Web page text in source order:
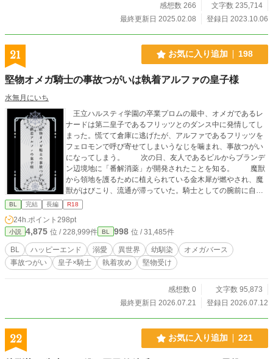
も6人目のセフレへと昇格した。 少しでも面倒に思われない
よう『経験はある』と嘘をつき、陽太と関係をもつ。しかし
も※付けてます 一言でも感想いただけると、嬉しいですし、
感想数 266
文字数 235,714
最終更新日 2025.02.08
登録日 2023.10.06
21 お気に入り追加 198
堅物オメガ騎士の事故つがいは執着アルファの皇子様
水無月にいち
王立ハルスティ学園の卒業プロムの最中、オメガであるレ
ナードは第二皇子であるフリッツとのダンス中に発情してし
まった。慌てて倉庫に逃げたが、アルファであるフリッツを
フェロモンで呼び寄せてしまいうなじを噛まれ、事故つがい
になってしまう。 次の日、友人であるビルからブランデ
ン辺境地に「番解消薬」が開発されたことを知る。 魔獣
から領地を護るために植えられている金木犀が燃やされ、魔
獣がはびこり、流通が滞っていた。騎士としての腕前に自信
のあるレナードはブランデン辺境地へ目指す。 だが最初
の街で魔獣と遭遇してしまう。戦いの最中、フリッツが現
れ、レナードが「番解消薬」を求めていることを知り、無理
やり旅に同行する。 道中に行き倒れている少年、ケニー
と出会う。ケニーは危篤の家族に会うため、ブランデンに向
かっていた。 三人でブランデン辺境地に向かうが、街が
魔獣で襲われ、山を越えるのにも時間がかかり、再びレナー
られれば幸せなのではないか。 自問自答を繰り返し、レ
BL 完結 長編 R18
24h.ポイント 298pt
小説 4,875 位 / 228,999件 BL 998 位 / 31,485件
BL ハッピーエンド 溺愛 異世界 幼馴染
オメガバース
事故つがい
皇子×騎士 執着攻め 堅物受け
感想数 0
文字数 95,873
最終更新日 2026.07.21
登録日 2026.07.12
22 お気に入り追加 221